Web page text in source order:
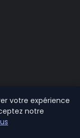
votre expérience
notre